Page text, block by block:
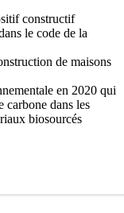
constructif
le code de la
de maisons
en 2020 qui
carbone dans les
biosourcés